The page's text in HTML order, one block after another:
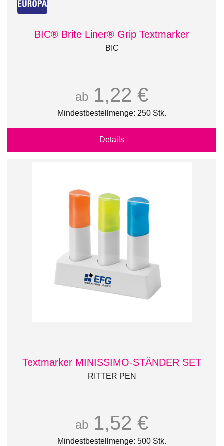
BIC® Brite Liner® Grip Textmarker
BIC
ab 1,22 €
Mindestbestellmenge: 250 Stk.
Details
Textmarker MINISSIMO-STÄNDER SET
RITTER PEN
ab 1,52 €
Mindestbestellmenge: 500 Stk.